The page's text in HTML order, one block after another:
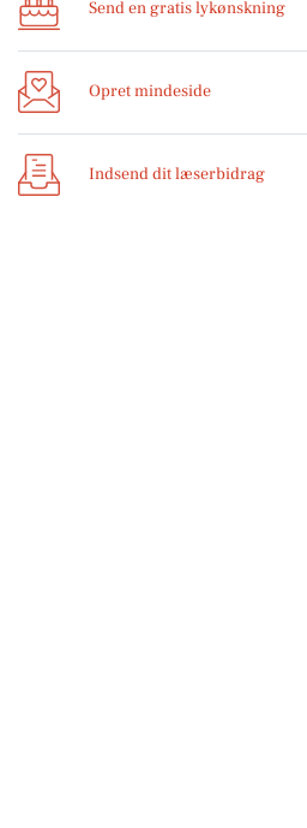
Send en gratis lykønskning
Opret mindeside
Indsend dit læserbidrag